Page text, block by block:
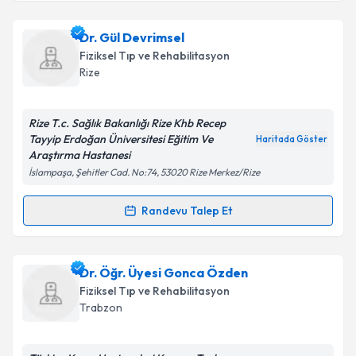
Dr. Öğr. Üyesi Erhan Çapkın
talebi oluşturun. Size bu uzmandan randevu almanız
için bir takvim hazırlandığında e-posta ile
Kişisel verilerimin işlenmesine ilişkinAydınlatma
'ni okudum ve kişisel verilerimin belirtilen
kapsamda işlenmesini kabul ediyorum.
Takvim Talebini Gönder
Dr. Gül Devrimsel
Fiziksel Tıp ve Rehabilitasyon
Rize
Rize T.c. Sağlık Bakanlığı Rize Khb Recep
Tayyip Erdoğan Üniversitesi Eğitim Ve
Araştırma Hastanesi
Haritada Göster
İslampaşa, Şehitler Cad. No:74, 53020 Rize Merkez/Rize
Randevu Talep Et
Randevu Takvimi Talebi
Dr. Gül Devrimseliçin randevu takvimi talebi
oluşturun. Size bu uzmandan randevu almanız için bir
takvim hazırlandığında e-posta ile bilgilendireceğiz.
Dr. Öğr. Üyesi Gonca Özden
Fiziksel Tıp ve Rehabilitasyon
Trabzon